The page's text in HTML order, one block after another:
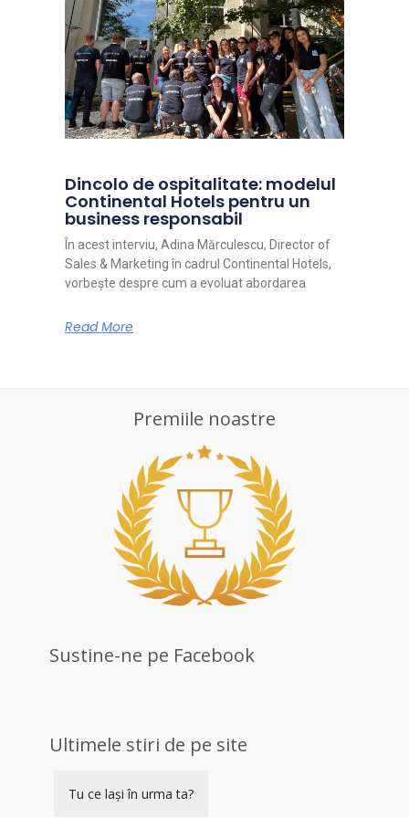
Dincolo de ospitalitate: modelul
Continental Hotels pentru un
business responsabil
În acest interviu, Adina Mărculescu, Director of
Sales & Marketing în cadrul Continental Hotels,
vorbește despre cum a evoluat abordarea
Read More
Premiile noastre
Sustine-ne pe Facebook
Ultimele stiri de pe site
Tu ce lași în urma ta?